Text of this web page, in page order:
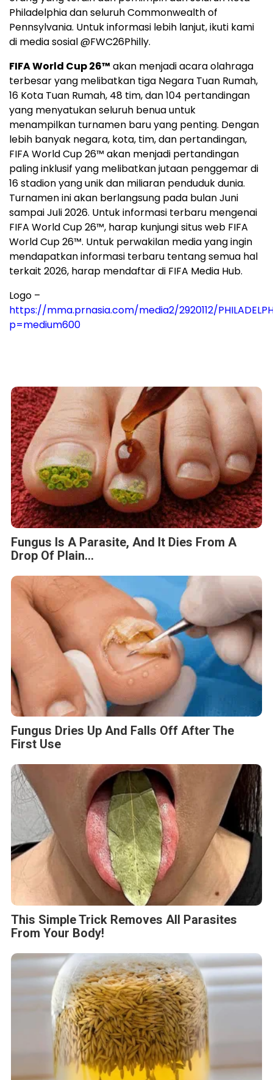
Philadelphia dan seluruh Commonwealth of
Pennsylvania. Untuk informasi lebih lanjut, ikuti kami
di media sosial @FWC26Philly.
FIFA World Cup 26™ akan menjadi acara olahraga
terbesar yang melibatkan tiga Negara Tuan Rumah,
16 Kota Tuan Rumah, 48 tim, dan 104 pertandingan
yang menyatukan seluruh benua untuk
menampilkan turnamen baru yang penting. Dengan
lebih banyak negara, kota, tim, dan pertandingan,
FIFA World Cup 26™ akan menjadi pertandingan
paling inklusif yang melibatkan jutaan penggemar di
16 stadion yang unik dan miliaran penduduk dunia.
Turnamen ini akan berlangsung pada bulan Juni
sampai Juli 2026. Untuk informasi terbaru mengenai
FIFA World Cup 26™, harap kunjungi situs web FIFA
World Cup 26™. Untuk perwakilan media yang ingin
mendapatkan informasi terbaru tentang semua hal
terkait 2026, harap mendaftar di FIFA Media Hub.
Logo –
https://mma.prnasia.com/media2/2920112/
p=medium600
Fungus Is A Parasite, And It Dies From A
Drop Of Plain...
Fungus Dries Up And Falls Off After The
First Use
This Simple Trick Removes All Parasites
From Your Body!